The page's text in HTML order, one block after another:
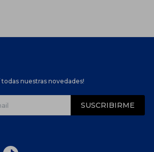
todas nuestras novedades!
SUSCRIBIRME